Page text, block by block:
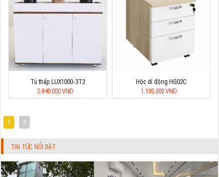
Tủ thấp LUX1000-3T2
2.640.000 VNĐ
Hộc di động HG02C
1.195.000 VNĐ
1 2
TIN TỨC NỔI BẬT